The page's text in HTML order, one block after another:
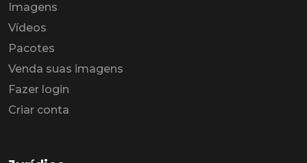
Imagens
Vídeos
Pacotes
Venda suas imagens
Fazer login
Criar conta